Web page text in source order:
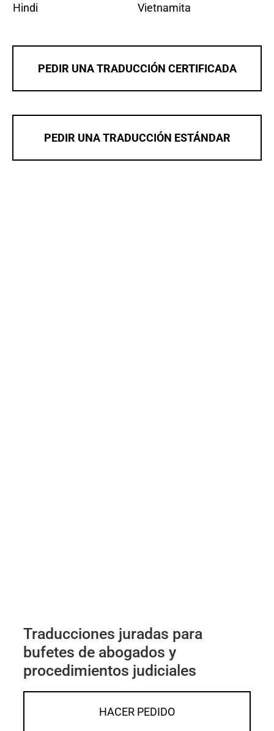
Hindi
Vietnamita
PEDIR UNA TRADUCCIÓN CERTIFICADA
PEDIR UNA TRADUCCIÓN ESTÁNDAR
Traducciones juradas para
bufetes de abogados y
procedimientos judiciales
HACER PEDIDO